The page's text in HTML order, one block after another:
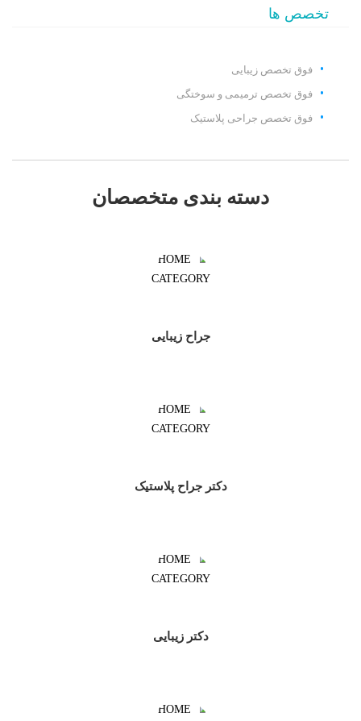
تخصص ها
فوق تخصص زیبایی
فوق تخصص ترمیمی و سوختگی
فوق تخصص جراحی پلاستیک
دسته بندی متخصصان
جراح زیبایی
دکتر جراح پلاستیک
دکتر زیبایی